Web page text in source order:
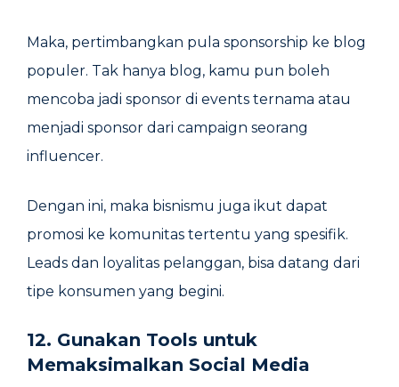
Maka, pertimbangkan pula sponsorship ke blog
populer. Tak hanya blog, kamu pun boleh
mencoba jadi sponsor di events ternama atau
menjadi sponsor dari campaign seorang
influencer.
Dengan ini, maka bisnismu juga ikut dapat
promosi ke komunitas tertentu yang spesifik.
Leads dan loyalitas pelanggan, bisa datang dari
tipe konsumen yang begini.
12. Gunakan Tools untuk
Memaksimalkan Social Media